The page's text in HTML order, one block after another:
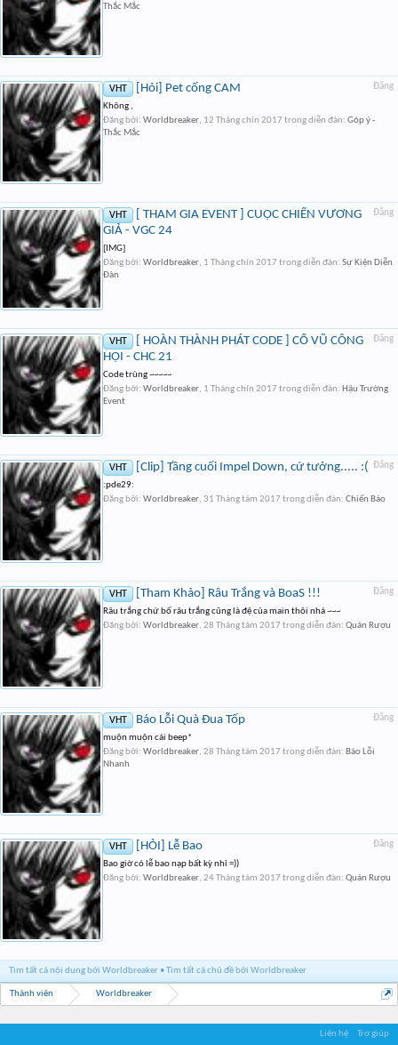
Thắc Mắc
Đăng
VHT [Hỏi] Pet cống CAM
Không ,
Đăng bởi: Worldbreaker, 12 Tháng chín 2017 trong diễn đàn: Góp ý -
Thắc Mắc
Đăng
VHT
[ THAM GIA EVENT ] CUỘC CHIẾN VƯƠNG
GIẢ - VGC 24
[IMG]
Đăng bởi: Worldbreaker, 1 Tháng chín 2017 trong diễn đàn: Sự Kiện Diễn
Đàn
Đăng
VHT
[ HOÀN THÀNH PHÁT CODE ] CỔ VŨ CÔNG
HỘI - CHC 21
Code trùng ~~~~~
Đăng bởi: Worldbreaker, 1 Tháng chín 2017 trong diễn đàn: Hậu Trường
Event
Đăng
VHT [Clip] Tầng cuối Impel Down, cứ tưởng..... :(
:pde29:
Đăng bởi: Worldbreaker, 31 Tháng tám 2017 trong diễn đàn: Chiến Báo
Đăng
VHT [Tham Khảo] Râu Trắng và BoaS !!!
Râu trắng chứ bố râu trắng cũng là đệ của main thôi nhá ~~~
Đăng bởi: Worldbreaker, 28 Tháng tám 2017 trong diễn đàn: Quán Rượu
Đăng
VHT Báo Lỗi Quà Đua Tốp
muộn muộn cái beep*
Đăng bởi: Worldbreaker, 28 Tháng tám 2017 trong diễn đàn: Báo Lỗi
Nhanh
Đăng
VHT [HỎI] Lễ Bao
Bao giờ có lễ bao nạp bất kỳ nhỉ =))
Đăng bởi: Worldbreaker, 24 Tháng tám 2017 trong diễn đàn: Quán Rượu
Tìm tất cả nội dung bởi Worldbreaker Tìm tất cả chủ đề bởi Worldbreaker
Thành viên Worldbreaker
Liên hệ Trợ giúp